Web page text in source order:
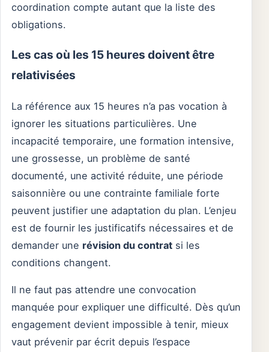
coordination compte autant que la liste des
obligations.
Les cas où les 15 heures doivent être
relativisées
La référence aux 15 heures n’a pas vocation à
ignorer les situations particulières. Une
incapacité temporaire, une formation intensive,
une grossesse, un problème de santé
documenté, une activité réduite, une période
saisonnière ou une contrainte familiale forte
peuvent justifier une adaptation du plan. L’enjeu
est de fournir les justificatifs nécessaires et de
demander une révision du contrat si les
conditions changent.
Il ne faut pas attendre une convocation
manquée pour expliquer une difficulté. Dès qu’un
engagement devient impossible à tenir, mieux
vaut prévenir par écrit depuis l’espace